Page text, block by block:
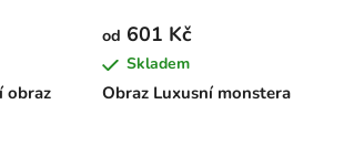
obraz
Obraz Luxusní monstera
od 601 Kč
Skladem